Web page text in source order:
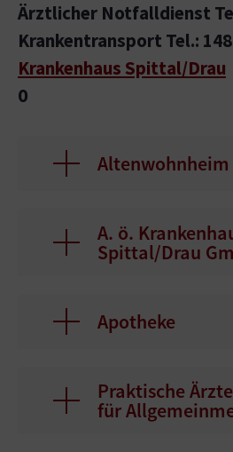
Ärztlicher Notfalldienst
Krankentransport Tel.:
Krankenhaus Spittal/Drau
0
A. ö.
Spittal/Drau
Apotheke
Praktische
für